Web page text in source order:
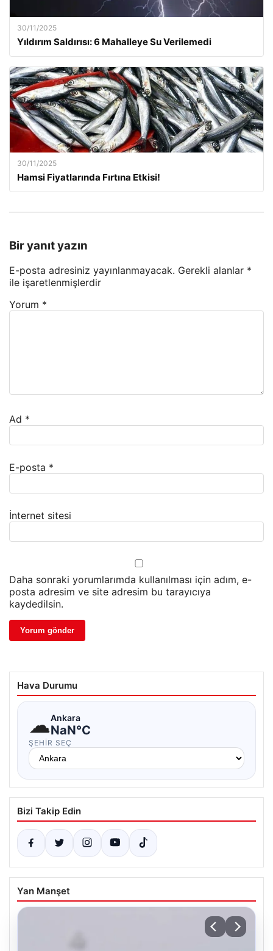
30/11/2025
Yıldırım Saldırısı: 6 Mahalleye Su Verilemedi
30/11/2025
Hamsi Fiyatlarında Fırtına Etkisi!
Bir yanıt yazın
E-posta adresiniz yayınlanmayacak. Gerekli alanlar *
ile işaretlenmişlerdir
Yorum *
Ad *
E-posta *
İnternet sitesi
Daha sonraki yorumlarımda kullanılması için adım, e-
posta adresim ve site adresim bu tarayıcıya
kaydedilsin.
Hava Durumu
☁Ankara
NaN°C
ŞEHIR SEÇ
Bizi Takip Edin
Yan Manşet